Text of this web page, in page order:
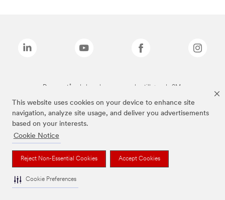
This website uses cookies on your device to enhance site
navigation, analyze site usage, and deliver you advertisements
based on your interests.
Cookie Notice
Reject Non-Essential Cookies Accept Cookies
Cookie Preferences
De ovenstående brands er varemærker tilhørende 3M.